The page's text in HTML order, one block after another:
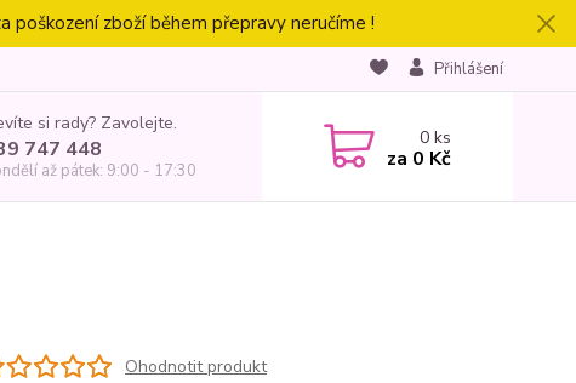
poškození zboží během přepravy neručíme !
Přihlášení
si rady? Zavolejte.
747 448
až pátek: 9:00 - 17:30
0ks
za 0 Kč
Ohodnotit produkt